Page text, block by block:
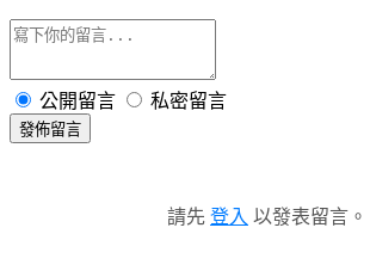
公開留言 私密留言
發佈留言
請先 登入 以發表留言。